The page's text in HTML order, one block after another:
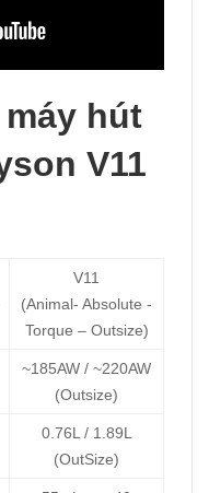
hút
V11
V11
(Animal- Absolute -
Torque – Outsize)
~185AW / ~220AW
(Outsize)
0.76L / 1.89L
(OutSize)